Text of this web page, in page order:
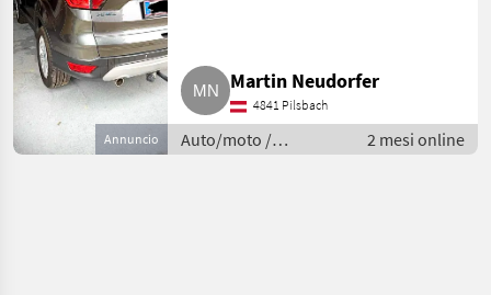
Annuncio
Martin Neudorfer
4841 Pilsbach
Auto/moto /
Fuoristrada
2 mesi online